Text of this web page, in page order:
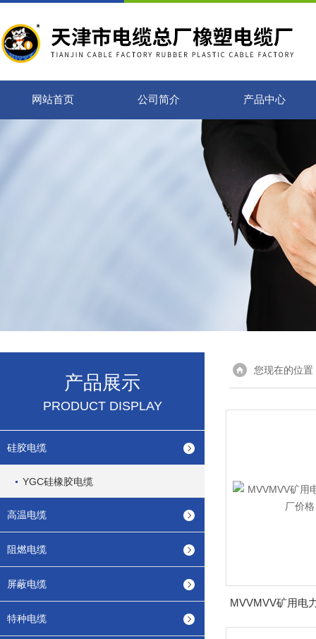
网站首页 公司简介 产品中心
产品展示
PRODUCT DISPLAY
硅胶电缆
YGC硅橡胶电缆
高温电缆
阻燃电缆
屏蔽电缆
特种电缆
您现在的位置